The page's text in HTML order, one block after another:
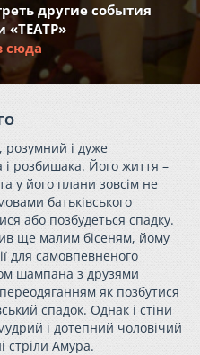
другие события
«ТЕАТР»
сюда
розумний і дуже
і розбишака. Його життя –
у його плани зовсім не
батьківського
або позбудеться спадку.
ще малим бісеням, йому
для самовпевненого
шампана з друзями
як позбутися
спадок. Однак і стіни
і дотепний чоловічий
стріли Амура.